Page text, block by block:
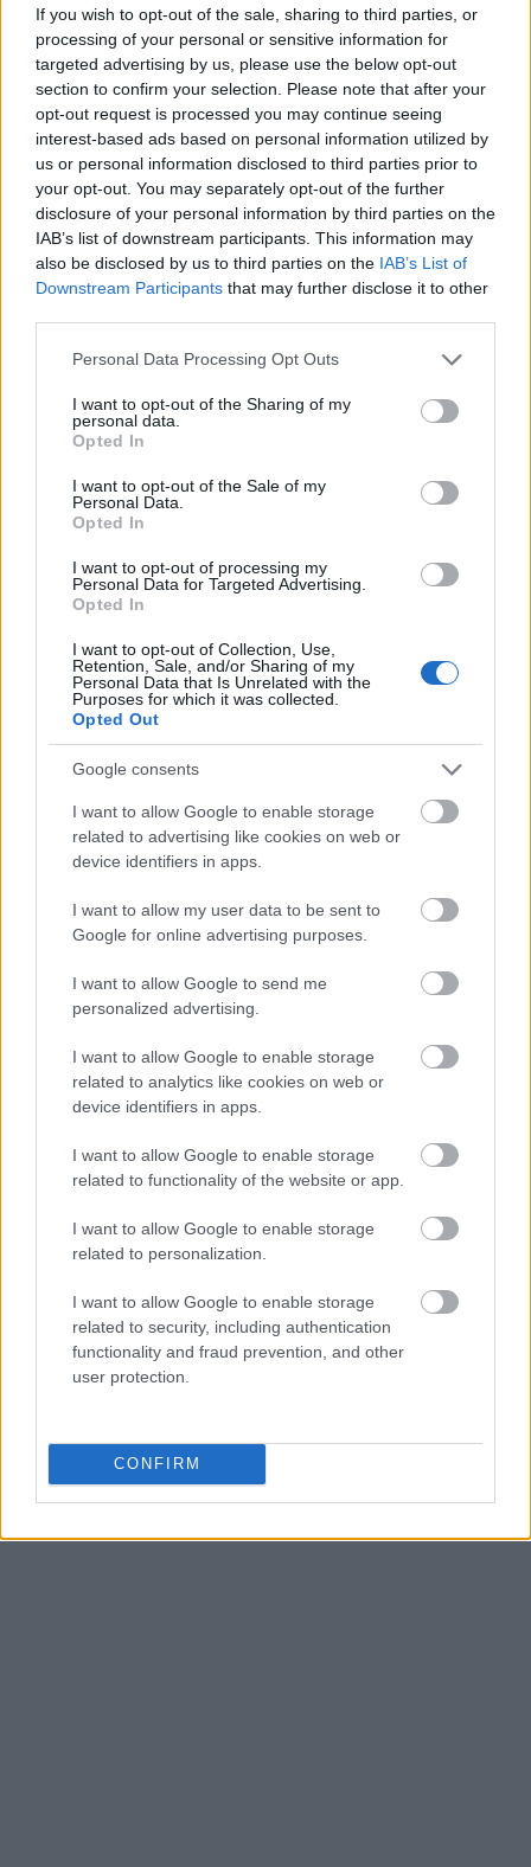
If you wish to opt-out of the sale, sharing to third parties, or
processing of your personal or sensitive information for
targeted advertising by us, please use the below opt-out
section to confirm your selection. Please note that after your
opt-out request is processed you may continue seeing
interest-based ads based on personal information utilized by
us or personal information disclosed to third parties prior to
your opt-out. You may separately opt-out of the further
disclosure of your personal information by third parties on the
IAB’s list of downstream participants. This information may
also be disclosed by us to third parties on the IAB’s List of
Downstream Participants that may further disclose it to other
Please note that this website/app uses one or more Google
not limited to your visit or usage behaviour. You may click to
grant or deny consent to Google and its third-party tags to
use your data for below specified purposes in below Google
consent section.
Personal Data Processing Opt Outs
I want to opt-out of the Sharing of my
personal data.
Opted In
I want to opt-out of the Sale of my
Personal Data.
Opted In
I want to opt-out of processing my
Personal Data for Targeted Advertising.
Opted In
I want to opt-out of Collection, Use,
Retention, Sale, and/or Sharing of my
Personal Data that Is Unrelated with the
Purposes for which it was collected.
Opted Out
Google consents
I want to allow Google to enable storage
related to advertising like cookies on web or
device identifiers in apps.
I want to allow my user data to be sent to
Google for online advertising purposes.
I want to allow Google to send me
personalized advertising.
I want to allow Google to enable storage
related to analytics like cookies on web or
device identifiers in apps.
I want to allow Google to enable storage
related to functionality of the website or app.
I want to allow Google to enable storage
related to personalization.
I want to allow Google to enable storage
related to security, including authentication
functionality and fraud prevention, and other
user protection.
CONFIRM